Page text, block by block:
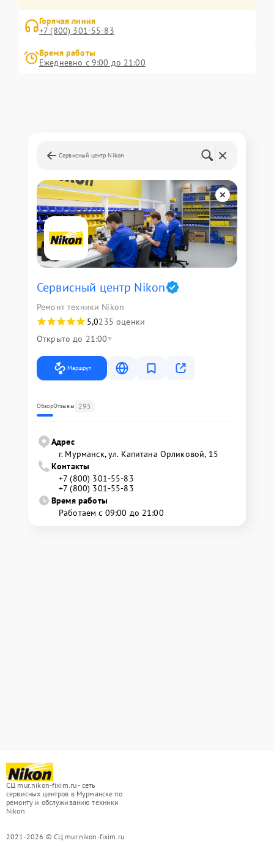
Горячая линия
+7 (800) 301-55-83
Время работы
Ежедневно с 9:00 до 21:00
Сервисный центр Nikon
Сервисный центр Nikon
Ремонт техники Nikon
5,0235 оценки
Открыто до 21:00
Маршрут
ОбзорОтзывы 295
Адрес
г. Мурманск, ул. Капитана Орликовой, 15
Контакты
+7 (800) 301-55-83
+7 (800) 301-55-83
Время работы
Работаем с 09:00 до 21:00
СЦ mur.nikon-fixim.ru - сеть
сервисных центров в Мурманске по
ремонту и обслуживанию техники
Nikon
2021-2026 © СЦ mur.nikon-fixim.ru